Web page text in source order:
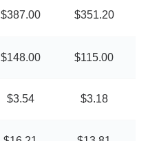
$387.00 $351.20
$148.00 $115.00
$3.54 $3.18